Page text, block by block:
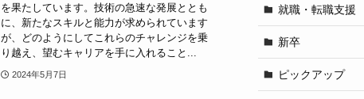
を果たしています。技術の急速な発展ととも
に、新たなスキルと能力が求められています
が、どのようにしてこれらのチャレンジを乗
り越え、望むキャリアを手に入れること...
2024年5月7日
就職・転職支援
新卒
ピックアップ